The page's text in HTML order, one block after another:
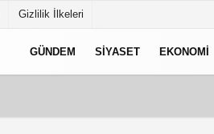
Gizlilik İlkeleri
GÜNDEM SIYASET EKONOMI